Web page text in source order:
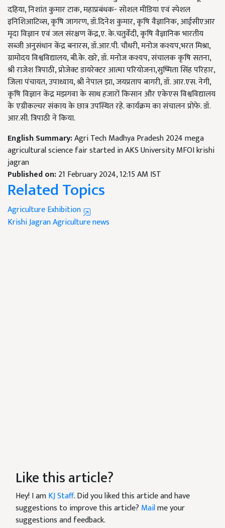
दहिया, निशांत कुमार टाक, महाप्रबंधक- सोशल मीडिया एवं स्पेशल
इनिशिआटिव्स, कृषि जागरण, डॉ.दिनेश कुमार, कृषि वैज्ञानिक, आईसीएआर
मृदा विज्ञान एवं जल संरक्षण केंद्र,ए. के.चतुर्वेदी, कृषि वैज्ञानिक भारतीय
सब्जी अनुसंधान केंद्र बनारस, डॉ.आर.पी. चौधरी, मनोज कश्यप,भरत मिश्रा,
ग्रामोदय विश्वविद्यालय, बी.के. खरे, डॉ. मनोज कश्यप, संचालक कृषि सतना,
श्री राजेश त्रिपाठी, प्रोजेक्ट डायरेक्टर आत्मा परियोजना,सुष्मिता सिंह परिहार,
जिला पंचायत, उपाध्याय, श्री नेपाल झा, जयप्रताप बागरी, डॉ. आर.एस. नेगी,
कृषि विज्ञान केंद्र मझगवा के साथ हजारों किसान और एकेएस विश्वविद्यालय
के एग्रीकल्चर संकाय के छात्र उपस्थित रहे. कार्यक्रम का संचालन प्रोफे. डॉ.
आर.सी. त्रिपाठी ने किया.
English Summary:Agri Tech Madhya Pradesh 2024 mega
agricultural science fair started in AKS University MFOI krishi
jagran
Published on:21 February 2024, 12:15 AM IST
Related Topics
Agriculture Exhibition
Krishi JagranAgriculture news
Like this article?
Hey! I amKJ Staff. Did you liked this article and have
suggestions to improve this article? Mailme your
suggestions and feedback.